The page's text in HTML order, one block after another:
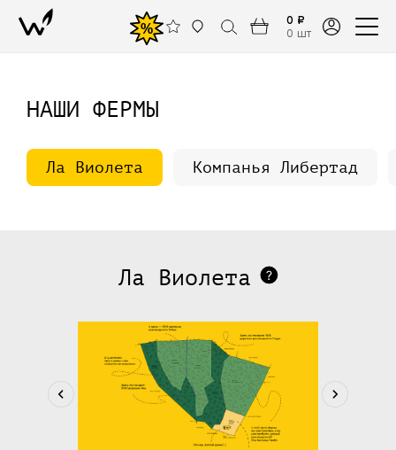
%
0 ₽
0 шт
НАШИ ФЕРМЫ
Ла Виолета Компанья Либертад
Ла Виолета